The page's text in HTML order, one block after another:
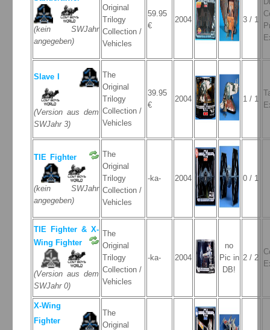
(kein SWJahr
angegeben)
Original
Trilogy
Collection /
Vehicles
59.95
€
2004 3 / 1
Slave I
(Version aus dem
SWJahr 3)
The
Original
Trilogy
Collection /
Vehicles
39.95
€
2004 1 / 1
TIE Fighter
(kein SWJahr
angegeben)
The
Original
Trilogy
Collection /
Vehicles
-ka- 2004 0 / 1
TIE Fighter & X-
Wing Fighter
(Version aus dem
SWJahr 0)
The
Original
Trilogy
Collection /
Vehicles
-ka- 2004
no
Pic in
DB!
2 / 2
X-Wing
Fighter
The
Original